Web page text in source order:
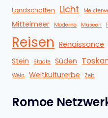
Landschaften Licht
Mittelmeer Moderne Museen
Reisen Renaissance
Stein Städte Süden
Wein Weltkulturerbe Zeit
Romoe